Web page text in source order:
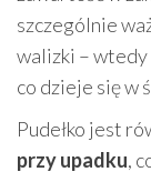
szczególnie
walizki – wtedy
co dzieje się w
Pudełko jest
przy upadku,